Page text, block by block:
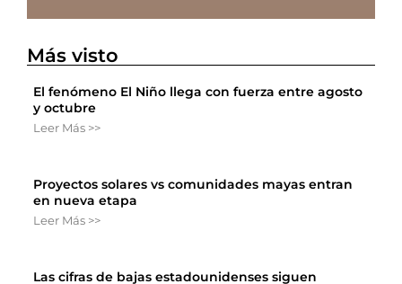
Más visto
El fenómeno El Niño llega con fuerza entre agosto
y octubre
Leer Más >>
Proyectos solares vs comunidades mayas entran
en nueva etapa
Leer Más >>
Las cifras de bajas estadounidenses siguen